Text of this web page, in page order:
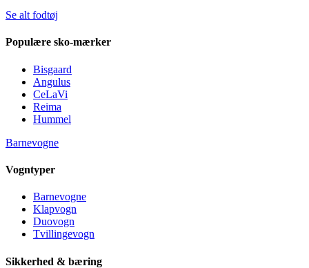
Se alt fodtøj
Populære sko-mærker
Bisgaard
Angulus
CeLaVi
Reima
Hummel
Barnevogne
Vogntyper
Barnevogne
Klapvogn
Duovogn
Tvillingevogn
Sikkerhed & bæring